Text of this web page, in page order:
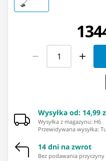
Wysyłka od: 14,99
Wysyłka z magazynu: ⁨H6⁩
Przewidywana wysyłka:
14 dni na zwrot
Bez podawania przyczyny